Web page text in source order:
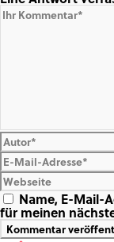
Name, E-Mail-
für meinen